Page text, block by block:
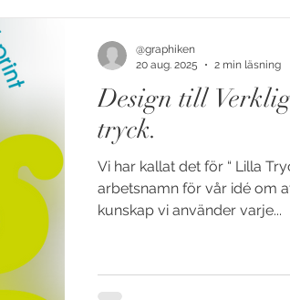
Design till
tryck.
Vi har kallat det för “ Lilla
arbetsnamn för vår idé om att dela små glimtar av den
kunskap vi använder varje...
@graphiken
20 aug. 2025
2 min läsning